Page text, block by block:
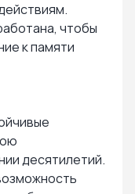
чтобы
к памяти
десятилетий.